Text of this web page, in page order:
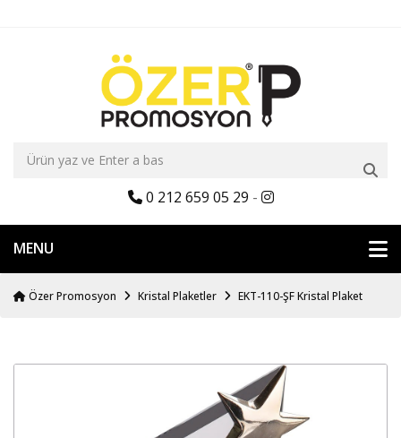
0 212 659 05 29 -
MENU
Özer Promosyon Kristal Plaketler EKT-110-ŞF Kristal Plaket